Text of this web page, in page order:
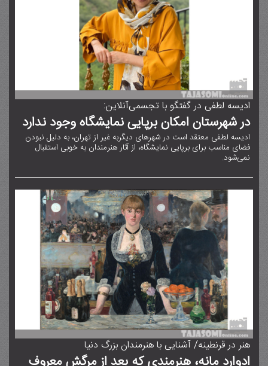
ادیسه لطفی در گفتگو با تجسمی‌آنلاین:
در شهرستان امکان برپایی نمایشگاه وجود ندارد
ادیسه لطفی معتقد است در شهرهای دیگربه غیر از تهران، به دلیل نبودن
فضای مناسب برای برپایی نمایشگاه، از آثار هنرمندان به خوبی استقبال
نمی‌شود.
هنر در قرنطینه/ آشنایی با هنرمندان بزرگ دنیا